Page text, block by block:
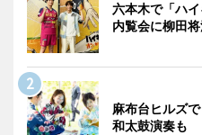
六本木で「ハ
内覧会に柳田
麻布台ヒルズ
和太鼓演奏も